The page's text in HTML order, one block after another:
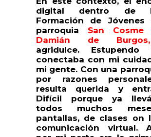
digital dentro de
Formación de
parroquia San Cosme
Damián de Burgos,
agridulce. Estupendo
conectaba con mi
mi gente. Con una
por razones
resulta querida y
Difícil porque ya
todos muchos
pantallas, de clases on
comunicación virtual.